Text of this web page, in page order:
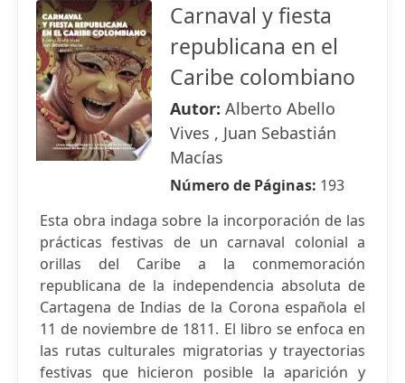
Carnaval y fiesta
republicana en el
Caribe colombiano
Autor: Alberto Abello
Vives , Juan Sebastián
Macías
Número de Páginas: 193
Esta obra indaga sobre la incorporación de las
prácticas festivas de un carnaval colonial a
orillas del Caribe a la conmemoración
republicana de la independencia absoluta de
Cartagena de Indias de la Corona española el
11 de noviembre de 1811. El libro se enfoca en
las rutas culturales migratorias y trayectorias
festivas que hicieron posible la aparición y